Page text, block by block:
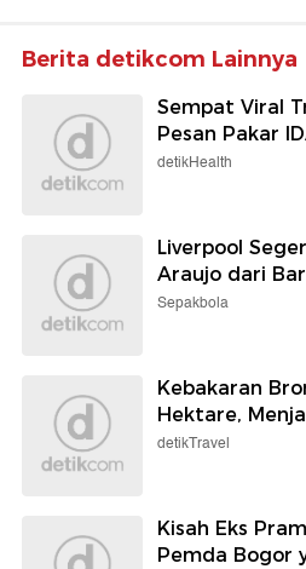
Berita detikcom Lainnya
Sempat Viral
Pesan Pakar
detikHealth
Liverpool
Araujo dari
Sepakbola
Kebakaran
Hektare,
detikTravel
Kisah Eks
Pemda Bogor